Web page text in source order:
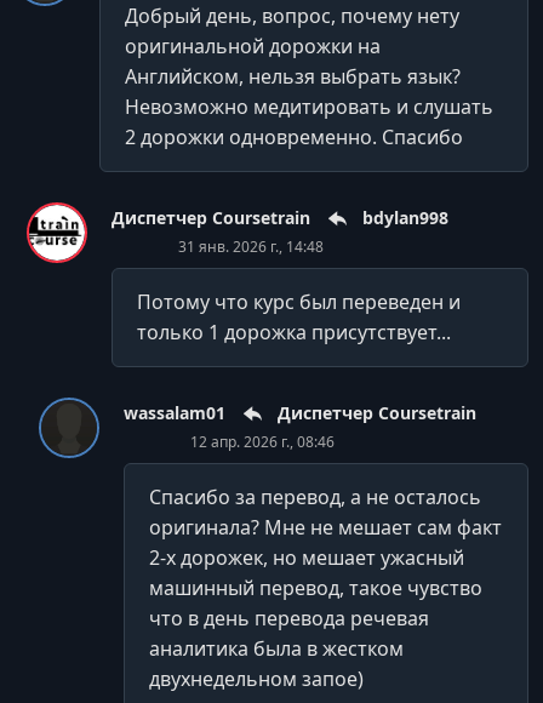
Добрый день, вопрос, почему нету
оригинальной дорожки на
Английском, нельзя выбрать язык?
Невозможно медитировать и слушать
2 дорожки одновременно. Спасибо
Диспетчер Coursetrain bdylan998
31 янв. 2026 г., 14:48
Потому что курс был переведен и
только 1 дорожка присутствует...
wassalam01 Диспетчер Coursetrain
12 апр. 2026 г., 08:46
Спасибо за перевод, а не осталось
оригинала? Мне не мешает сам факт
2-х дорожек, но мешает ужасный
машинный перевод, такое чувство
что в день перевода речевая
аналитика была в жестком
двухнедельном запое)